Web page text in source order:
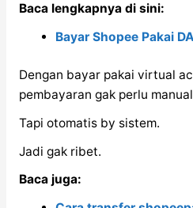
Baca lengkapnya di sini:
Bayar Shopee Pakai
Dengan bayar pakai virtual
pembayaran gak perlu
Tapi otomatis by sistem.
Jadi gak ribet.
Baca juga: